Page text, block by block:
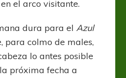
el arco visitante.
dura para elAzul
para colmo de males,
lo antes posible
próxima fecha a